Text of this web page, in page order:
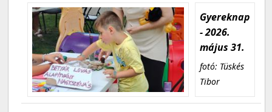
Gyereknap
- 2026.
május 31.
fotó: Tüskés
Tibor